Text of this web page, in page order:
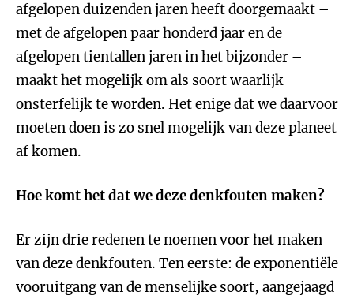
afgelopen duizenden jaren heeft doorgemaakt –
met de afgelopen paar honderd jaar en de
afgelopen tientallen jaren in het bijzonder –
maakt het mogelijk om als soort waarlijk
onsterfelijk te worden. Het enige dat we daarvoor
moeten doen is zo snel mogelijk van deze planeet
af komen.
Hoe komt het dat we deze denkfouten maken?
Er zijn drie redenen te noemen voor het maken
van deze denkfouten. Ten eerste: de exponentiële
vooruitgang van de menselijke soort, aangejaagd